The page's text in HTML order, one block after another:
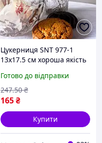
Цукерниця SNT 977-1
13х17.5 см хороша якість
Готово до відправки
165₴
247.50 ₴
Купити